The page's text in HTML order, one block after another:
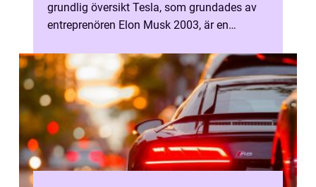
grundlig översikt Tesla, som grundades av
entreprenören Elon Musk 2003, är en